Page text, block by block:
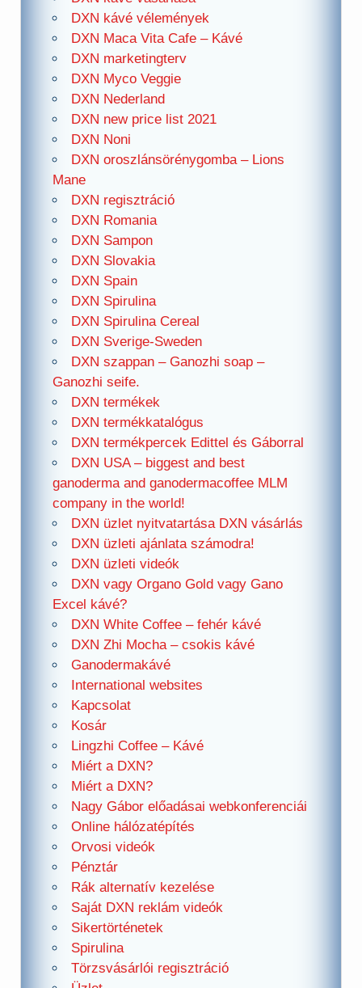
DXN kávé vélemények
DXN Maca Vita Cafe – Kávé
DXN marketingterv
DXN Myco Veggie
DXN Nederland
DXN new price list 2021
DXN Noni
DXN oroszlánsörénygomba – Lions
Mane
DXN regisztráció
DXN Romania
DXN Sampon
DXN Slovakia
DXN Spain
DXN Spirulina
DXN Spirulina Cereal
DXN Sverige-Sweden
DXN szappan – Ganozhi soap –
Ganozhi seife.
DXN termékek
DXN termékkatalógus
DXN termékpercek Edittel és Gáborral
DXN USA – biggest and best
ganoderma and ganodermacoffee MLM
company in the world!
DXN üzlet nyitvatartása DXN vásárlás
DXN üzleti ajánlata számodra!
DXN üzleti videók
DXN vagy Organo Gold vagy Gano
Excel kávé?
DXN White Coffee – fehér kávé
DXN Zhi Mocha – csokis kávé
Ganodermakávé
International websites
Kapcsolat
Kosár
Lingzhi Coffee – Kávé
Miért a DXN?
Miért a DXN?
Nagy Gábor előadásai webkonferenciái
Online hálózatépítés
Orvosi videók
Pénztár
Rák alternatív kezelése
Saját DXN reklám videók
Sikertörténetek
Spirulina
Törzsvásárlói regisztráció